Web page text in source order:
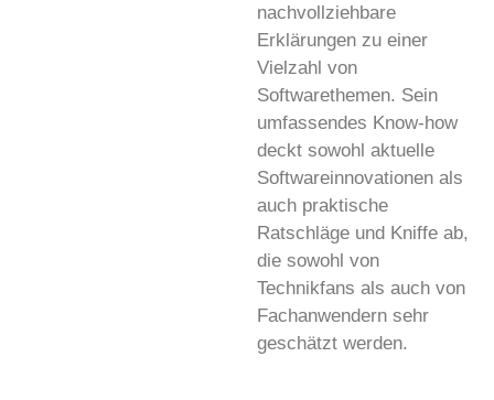
nachvollziehbare
Erklärungen zu einer
Vielzahl von
Softwarethemen. Sein
umfassendes Know-how
deckt sowohl aktuelle
Softwareinnovationen als
auch praktische
Ratschläge und Kniffe ab,
die sowohl von
Technikfans als auch von
Fachanwendern sehr
geschätzt werden.